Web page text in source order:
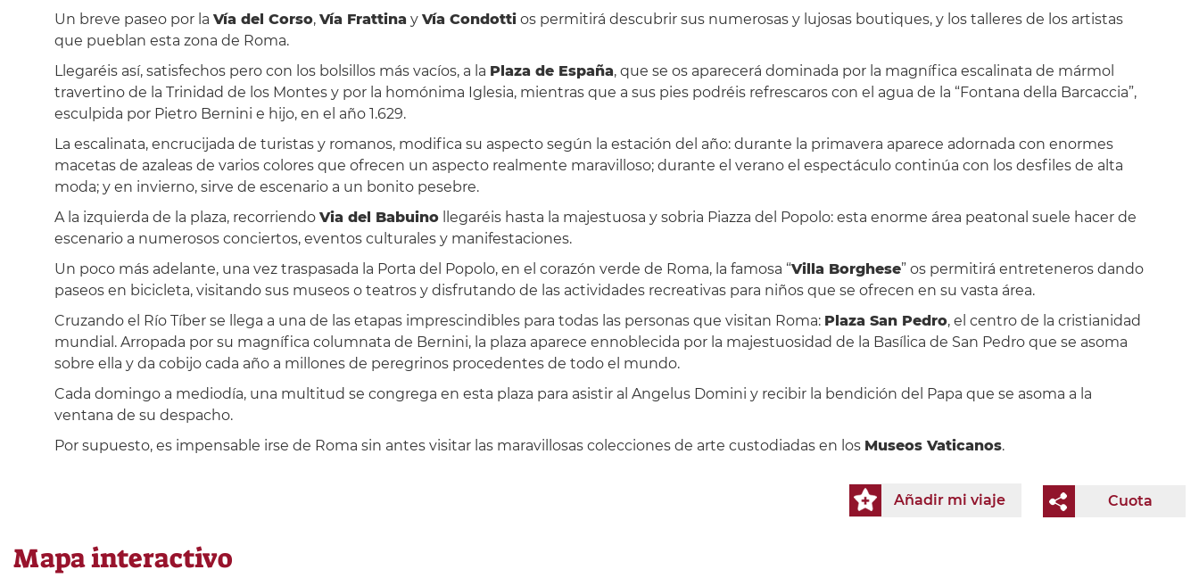
Un breve paseo por la Vía del Corso, Vía Frattina y Vía Condottios permitirá descubrir sus numerosas y lujosas boutiques, y los talleres de los artistas
que pueblan esta zona de Roma.
Llegaréis así, satisfechos pero con los bolsillos más vacíos, a la Plaza de España, que se os aparecerá dominada por la magnífica escalinata de mármol
travertino de la Trinidad de los Montes y por la homónima Iglesia, mientras que a sus pies podréis refrescaros con el agua de la “Fontana della Barcaccia”,
esculpida por Pietro Bernini e hijo, en el año 1.629.
La escalinata, encrucijada de turistas y romanos, modifica su aspecto según la estación del año: durante la primavera aparece adornada con enormes
macetas de azaleas de varios colores que ofrecen un aspecto realmente maravilloso; durante el verano el espectáculo continúa con los desfiles de alta
moda; y en invierno, sirve de escenario a un bonito pesebre.
A la izquierda de la plaza, recorriendo Via del Babuinollegaréis hasta la majestuosa y sobria Piazza del Popolo: esta enorme área peatonal suele hacer de
escenario a numerosos conciertos, eventos culturales y manifestaciones.
Un poco más adelante, una vez traspasada la Porta del Popolo, en el corazón verde de Roma, la famosa “Villa Borghese” os permitirá entreteneros dando
paseos en bicicleta, visitando sus museos o teatros y disfrutando de las actividades recreativas para niños que se ofrecen en su vasta área.
Cruzando el Río Tíber se llega a una de las etapas imprescindibles para todas las personas que visitan Roma: Plaza San Pedro, el centro de la cristianidad
mundial. Arropada por su magnífica columnata de Bernini, la plaza aparece ennoblecida por la majestuosidad de la Basílica de San Pedro que se asoma
sobre ella y da cobijo cada año a millones de peregrinos procedentes de todo el mundo.
Cada domingo a mediodía, una multitud se congrega en esta plaza para asistir al Angelus Domini y recibir la bendición del Papa que se asoma a la
ventana de su despacho.
Por supuesto, es impensable irse de Roma sin antes visitar las maravillosas colecciones de arte custodiadas en los Museos Vaticanos.
Cuota
Añadir mi viaje
Mapa interactivo